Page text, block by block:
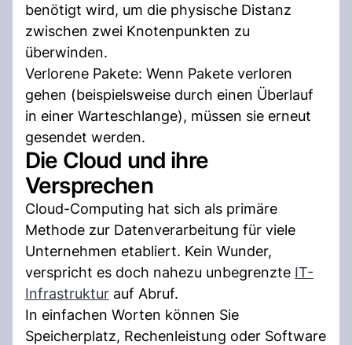
benötigt wird, um die physische Distanz
zwischen zwei Knotenpunkten zu
überwinden.
Verlorene Pakete: Wenn Pakete verloren
gehen (beispielsweise durch einen Überlauf
in einer Warteschlange), müssen sie erneut
gesendet werden.
Die Cloud und ihre
Versprechen
Cloud-Computing hat sich als primäre
Methode zur Datenverarbeitung für viele
Unternehmen etabliert. Kein Wunder,
verspricht es doch nahezu unbegrenzte IT-
Infrastruktur auf Abruf.
In einfachen Worten können Sie
Speicherplatz, Rechenleistung oder Software